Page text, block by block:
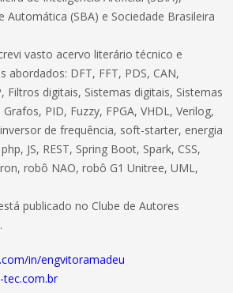
Automática (SBA) e Sociedade Brasileira
vasto acervo literário técnico e
abordados: DFT, FFT, PDS, CAN,
Filtros digitais, Sistemas digitais, Sistemas
PID, Fuzzy, FPGA, VHDL, Verilog,
inversor de frequência, soft-starter, energia
JS, REST, Spring Boot, Spark, CSS,
robô NAO, robô G1 Unitree, UML,
publicado no Clube de Autores
in/engvitoramadeu
tec.com.br